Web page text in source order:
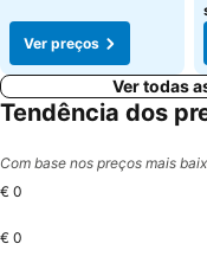
Ver preços
Ver todas
Tendência dos
Com base nos preços mais
€ 0
€ 0